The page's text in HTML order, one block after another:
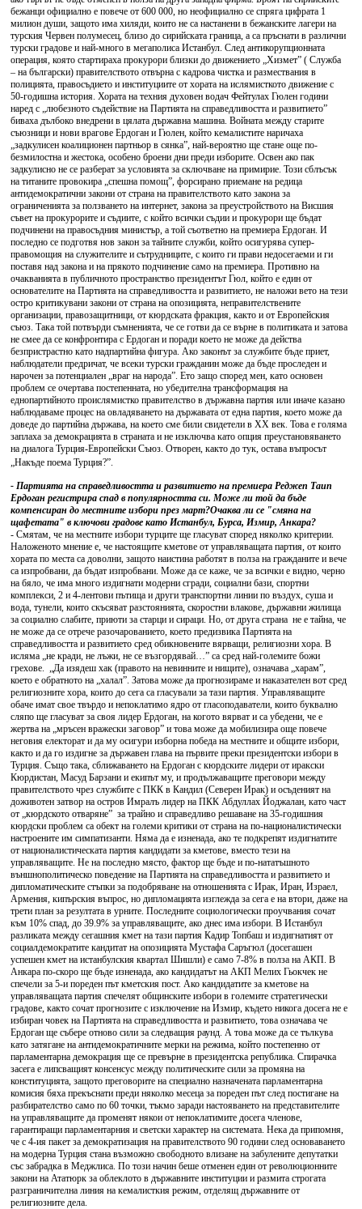
бежанци официално е повече от 600 000, но неофициално се спряга цифрата 1
милион души, защото има хиляди, които не са настанени в бежанските лагери на
турския Червен полумесец, близо до сирийската граница, а са пръснати в различни
турски градове и най-много в мегаполиса Истанбул. След антикорупционната
операция, която стартираха прокурори близки до движението „Хизмет” ( Служба
– на български) правителството отвърна с кадрова чистка и размествания в
полицията, правосъдието и институциите от хората на ислямисткото движение с
50-годишна история. Хората на техния духовен водач Фейтулах Гюлен години
наред с „любезното съдействие на Партията на справедливостта и развитието”
биваха дълбоко внедрени в цялата държавна машина. Войната между старите
съюзници и нови врагове Ердоган и Гюлен, който кемалистите наричаха
„задкулисен коалиционен партньор в сянка”, най-вероятно ще стане още по-
безмилостна и жестока, особено броени дни преди изборите. Освен ако пак
задкулисно не се разберат за условията за сключване на примирие. Този сблъсък
на титаните провокира „спешна помощ”, форсирано приемане на редица
антидемократични закони от страна на правителството като закона за
ограниченията за ползването на интернет, закона за преустройството на Висшия
съвет на прокурорите и съдиите, с който всички съдии и прокурори ще бъдат
подчинени на правосъдния министър, а той съответно на премиера Ердоган. И
последно се подготвя нов закон за тайните служби, който осигурява супер-
правомощия на служителите и сътрудниците, с които ги прави недосегаеми и ги
поставя над закона и на прякото подчинение само на премиера. Противно на
очакванията в публичното пространство президентът Гюл, който е един от
основателите на Партията на справедливостта и развитието, не наложи вето на тези
остро критикувани закони от страна на опозицията, неправителствените
организации, правозащитници, от кюрдската фракция, както и от Европейския
съюз. Така той потвърди съмненията, че се готви да се върне в политиката и затова
не смее да се конфронтира с Ердоган и поради което не може да действа
безпристрастно като надпартийна фигура. Ако законът за службите бъде приет,
наблюдатели предричат, че всеки турски гражданин може да бъде проследен и
нарочен за потенциален „враг на народа”. Ето защо според мен, като основен
проблем се очертава постепенната, но убедителна трансформация на
еднопартийното проислямистко правителство в държавна партия или иначе казано
наблюдаваме процес на овладяването на държавата от една партия, което може да
доведе до партийна държава, на което сме били свидетели в ХХ век. Това е голяма
заплаха за демокрацията в страната и не изключва като опция преустановяването
на диалога Турция-Европейски Съюз. Отворен, както до тук, остава въпросът
„Накъде поема Турция?”.
- Партията на справедливостта и развитието на премиера Реджеп Таип
Ердоган регистрира спад в популярността си. Може ли той да бъде
компенсиран до местните избори през март?Очаква ли се "смяна на
щафетата" в ключови градове като Истанбул, Бурса, Измир, Анкара?
- Смятам, че на местните избори турците ще гласуват според няколко критерии.
Наложеното мнение е, че настоящите кметове от управляващата партия, от които
хората по места са доволни, защото наистина работят в полза на гражданите и вече
са изпробвани, да бъдат изпробвани. Може да се каже, че за всички е видно, черно
на бяло, че има много издигнати модерни сгради, социални бази, спортни
комплекси, 2 и 4-лентови пътища и други транспортни линии по въздух, суша и
вода, тунели, които скъсяват разстоянията, скоростни влакове, държавни жилища
за социално слабите, приюти за старци и сираци. Но, от друга страна не е тайна, че
не може да се отрече разочарованието, което предизвика Партията на
справедливостта и развитието сред обикновените вярващи, религиозни хора. В
исляма „не кради, не лъжи, не се възгордявай…” са сред най-големите божи
грехове. „Да изядеш хак (правото на невинните и нищите), означава „харам”,
което е обратното на „халал”. Затова може да прогнозираме и наказателен вот сред
религиозните хора, които до сега са гласували за тази партия. Управляващите
обаче имат свое твърдо и непоклатимо ядро от гласоподаватели, които буквално
сляпо ще гласуват за своя лидер Ердоган, на когото вярват и са убедени, че е
жертва на „мръсен вражески заговор” и това може да мобилизира още повече
неговия електорат и да му осигури изборна победа на местните и общите избори,
както и да го издигне за държавен глава на първите преки президентски избори в
Турция. Също така, сближаването на Ердоган с кюрдските лидери от иракски
Кюрдистан, Масуд Барзани и екипът му, и продължаващите преговори между
правителството чрез службите с ПКК в Кандил (Северен Ирак) и осъденият на
доживотен затвор на остров Имралъ лидер на ПКК Абдуллах Йоджалан, като част
от „кюрдското отваряне” за трайно и справедливо решаване на 35-годишния
кюрдски проблем са обект на големи критики от страна на по-националистически
настроените им симпатизанти. Няма да е изненада, ако те подкрепят издигнатите
от националистическата партия кандидати за кметове, вместо тези на
управляващите. Не на последно място, фактор ще бъде и по-нататъшното
външнополитическо поведение на Партията на справедливостта и развитието и
дипломатическите стъпки за подобряване на отношенията с Ирак, Иран, Израел,
Армения, кипърския въпрос, но дипломацията изглежда за сега е на втори, даже на
трети план за резултата в урните. Последните социологически проучвания сочат
към 10% спад, до 39.9% за управляващите, ако днес има избори. В Истанбул
разликата между сегашния кмет на тази партия Кадир Топбаш и издигнатият от
социалдемократите кандитат на опозицията Мустафа Саръгюл (досегашен
успешен кмет на истанбулския квартал Шишли) е само 7-8% в полза на АКП. В
Анкара по-скоро ще бъде изненада, ако кандидатът на АКП Мелих Гьокчек не
спечели за 5-и пореден път кметския пост. Ако кандидатите за кметове на
управляващата партия спечелят общинските избори в големите стратегически
градове, както сочат прогнозите с изключение на Измир, където никога досега не е
избиран човек на Партията на справедливостта и развитието, това означава че
Ердоган ще събере отново сили за следващия раунд. А това може да се тълкува
като затягане на антидемократичните мерки на режима, който постепенно от
парламентарна демокрация ще се превърне в президентска република. Спирачка
засега е липсващият консенсус между политическите сили за промяна на
конституцията, защото преговорите на специално назначената парламентарна
комисия бяха прекъснати преди няколко месеца за пореден път след постигане на
разбирателство само по 60 точки, тъкмо заради настояването на представителите
на управляващите да променят някои от непоклатимите досега членове,
гарантиращи парламентарния и светски характер на системата. Нека да припомня,
че с 4-ия пакет за демократизация на правителството 90 години след основаването
на модерна Турция стана възможно свободното влизане на забулените депутатки
със забрадка в Меджлиса. По този начин беше отменен един от революционните
закони на Ататюрк за облеклото в държавните институции и размита строгата
разграничителна линия на кемалисткия режим, отделящ държавните от
религиозните дела.